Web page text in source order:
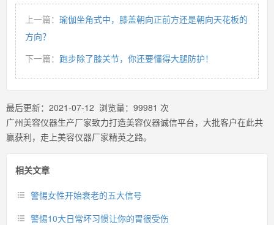
上一篇： 瑜伽坐角式中，膝盖朝向正前方还是朝向天花板的
方向？
下一篇： 跑步除了膝关节，你还要懂得大腿防护！
最后更新： 2021-07-12 浏览量： 99981 次
广州美容仪器生产厂家致力打造美容仪器诚信平台，大批客户在此共
赢获利，走上美容仪器厂家精英之路。
相关文章
警惕女性开始衰老的五大信号
警惕10大日常坏习惯让你的胃很受伤